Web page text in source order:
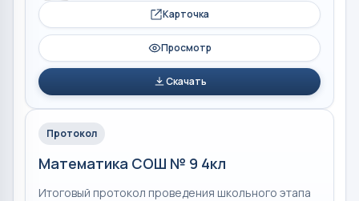
Карточка
Просмотр
Скачать
Протокол
Математика СОШ № 9 4кл
Итоговый протокол проведения школьного этапа